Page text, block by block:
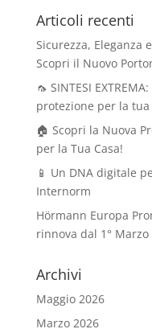
Articoli recenti
Sicurezza, Eleganza
Scopri il Nuovo
🦟 SINTESI
protezione per la tua
🏠 Scopri la Nuova
per la Tua Casa!
📱 Un DNA digitale
Internorm
Hörmann Europa
rinnova dal 1° Marzo
Archivi
Maggio 2026
Marzo 2026